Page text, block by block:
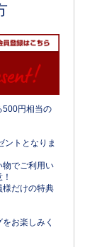
500円相当の
ントとなりま
物でご利用い
様だけの特典
お楽しみく